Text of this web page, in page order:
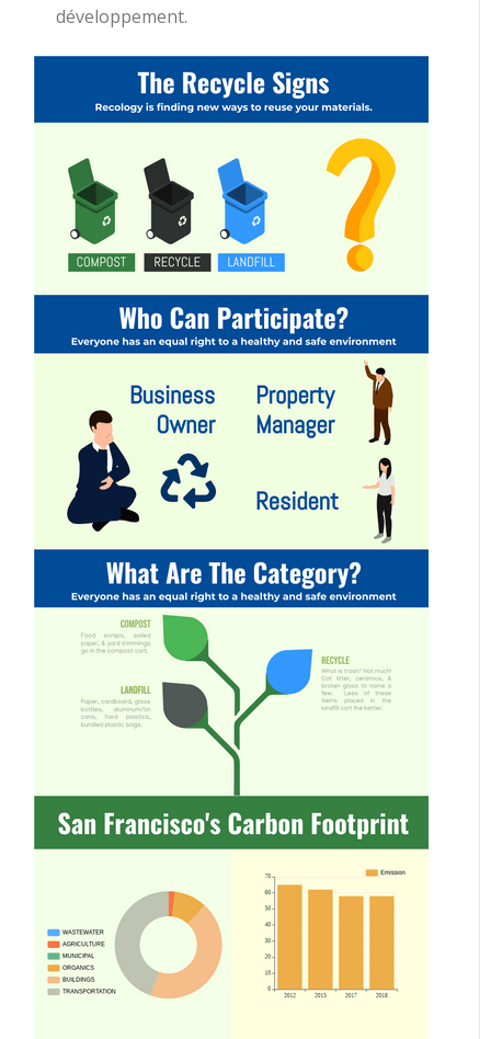
développement.